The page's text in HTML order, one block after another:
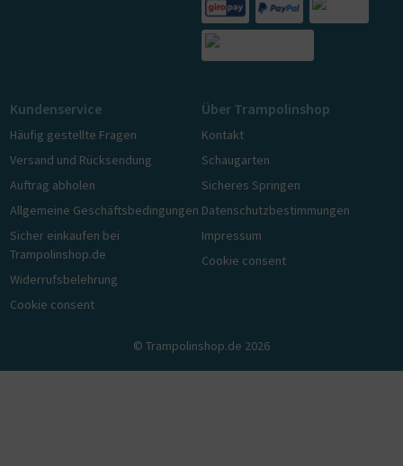
Kundenservice
Häufig gestellte Fragen
Versand und Rücksendung
Auftrag abholen
Allgemeine Geschäftsbedingungen
Sicher einkaufen bei
Trampolinshop.de
Widerrufsbelehrung
Cookie consent
Über Trampolinshop
Kontakt
Schaugarten
Sicheres Springen
Datenschutzbestimmungen
Impressum
Cookie consent
© Trampolinshop.de 2026